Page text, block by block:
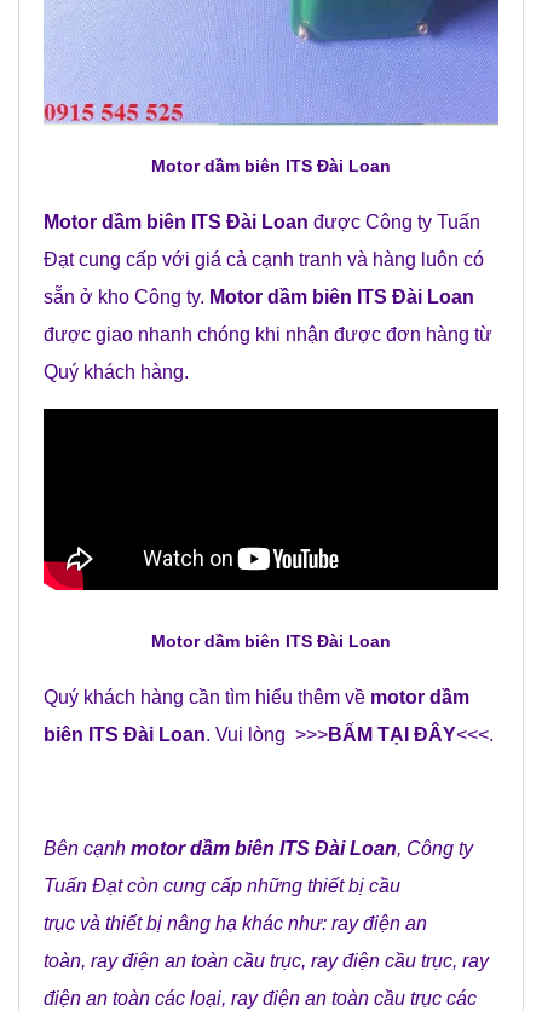
Motor dầm biên ITS Đài Loan
Motor dầm biên ITS Đài Loan được Công ty Tuấn
Đạt cung cấp với giá cả cạnh tranh và hàng luôn có
sẵn ở kho Công ty. Motor dầm biên ITS Đài Loan
được giao nhanh chóng khi nhận được đơn hàng từ
Quý khách hàng.
Motor dầm biên ITS Đài Loan
Quý khách hàng cần tìm hiểu thêm về motor dầm
biên ITS Đài Loan. Vui lòng >>>BẤM TẠI ĐÂY<<<.
Bên cạnh motor dầm biên ITS Đài Loan, Công ty
Tuấn Đạtcòn cung cấp những thiết bị cầu
trục và thiết bị nâng hạ khác như: ray điện an
toàn, ray điện an toàn cầu trục, ray điện cầu trục, ray
điện an toàn các loại, ray điện an toàn cầu trục các